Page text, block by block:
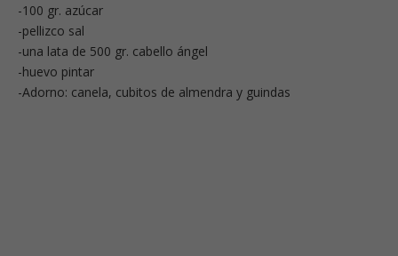
-100 gr. azúcar
-pellizco sal
-una lata de 500 gr. cabello ángel
-huevo pintar
-Adorno: canela, cubitos de almendra y guindas